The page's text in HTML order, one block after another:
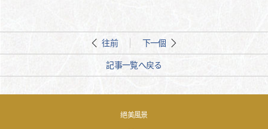
往前 下一個
記事一覧へ戻る
絕美風景